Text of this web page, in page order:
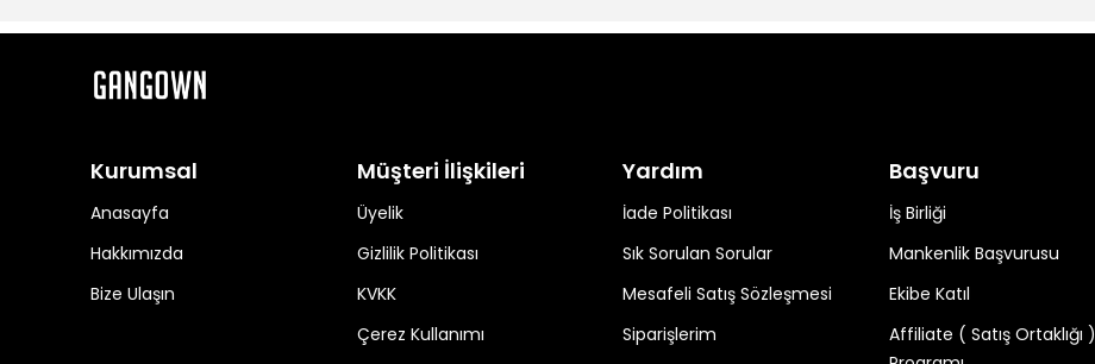
Kurumsal
Anasayfa
Hakkımızda
Bize Ulaşın
Müşteri İlişkileri
Üyelik
Gizlilik Politikası
KVKK
Çerez Kullanımı
Yardım
İade Politikası
Sık Sorulan Sorular
Mesafeli Satış Sözleşmesi
Siparişlerim
Başvuru
İş Birliği
Mankenlik Başvurusu
Ekibe Katıl
Affiliate ( Satış Ortaklığı )